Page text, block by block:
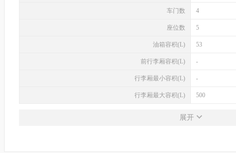
车门数 4
座位数 5
油箱容积(L) 53
前行李厢容积(L) -
行李厢最小容积(L) -
行李厢最大容积(L) 500
发动机
展开